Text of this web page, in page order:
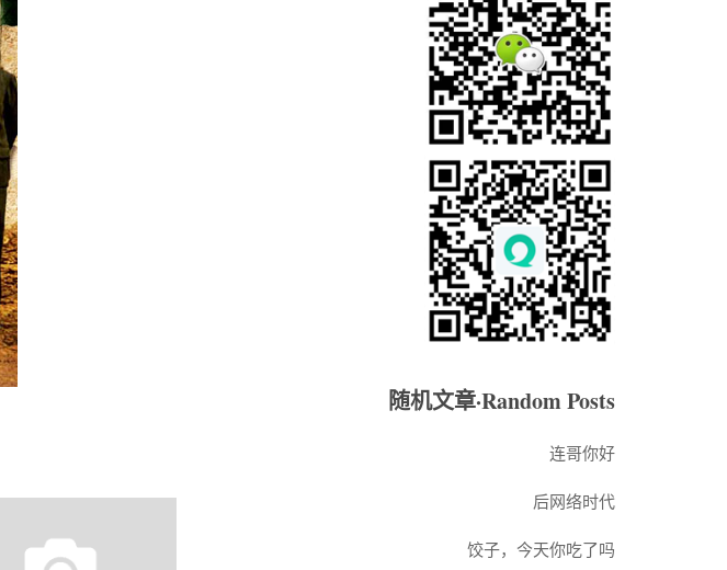
随机文章·Random Posts
连哥你好
后网络时代
饺子，今天你吃了吗